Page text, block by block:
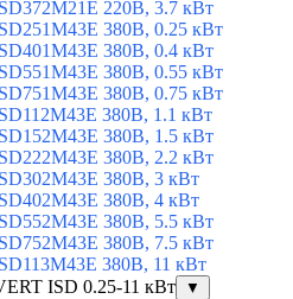
220В, 3.7 кВт
380В, 0.25 кВт
380В, 0.4 кВт
380В, 0.55 кВт
380В, 0.75 кВт
380В, 1.1 кВт
380В, 1.5 кВт
380В, 2.2 кВт
380В, 3 кВт
380В, 4 кВт
380В, 5.5 кВт
380В, 7.5 кВт
380В, 11 кВт
ISD 0.25-11 кВт
▼